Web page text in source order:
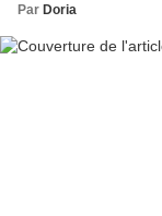
Par Doria